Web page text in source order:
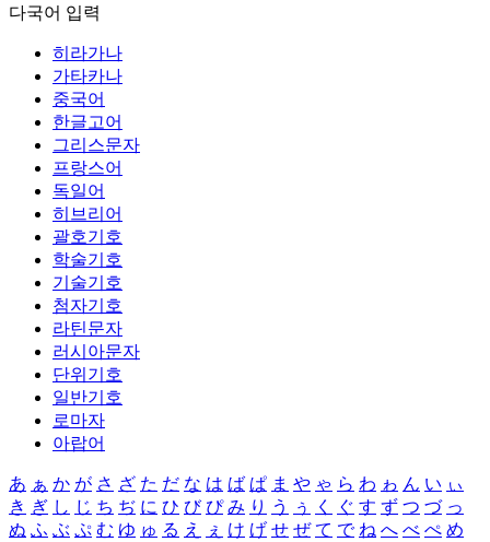
다국어 입력
히라가나
가타카나
중국어
한글고어
그리스문자
프랑스어
독일어
히브리어
괄호기호
학술기호
기술기호
첨자기호
라틴문자
러시아문자
단위기호
일반기호
로마자
아랍어
あ ぁ か が さ ざ た だ な は ば ぱ ま や ゃ ら わ ゎ ん い ぃ
き ぎ し じ ち ぢ に ひ び ぴ み り う ぅ く ぐ す ず つ づ っ
ぬ ふ ぶ ぷ む ゆ ゅ る え ぇ け げ せ ぜ て で ね へ べ ぺ め